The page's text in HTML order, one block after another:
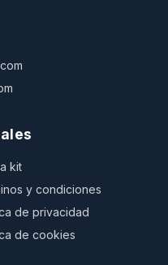
kit
y condiciones
de privacidad
de cookies